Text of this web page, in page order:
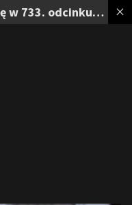
„Akacjowa 38”. Co wydarzy się w 733. odcinku serialu?